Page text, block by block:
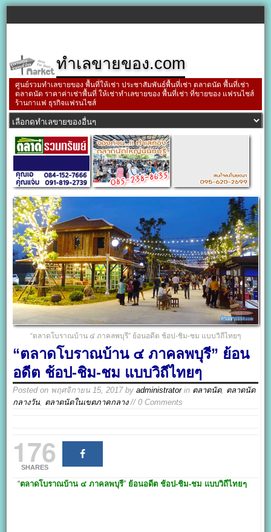
ทำเลขายของ.com
ศูนย์รวมทำเลขายของ พื้นที่ให้เช่า ประชาสัมพันธ์พื้นที่เช่า ตลาดนัด พื้นที่เช่า
ตลาดนัด ราคาค่าเช่าพื้นที่ ให้เช่าทำเลขายของ พื้นที่เช่า ที่ขายของ แฟรนไชส์
ร้านกาแฟ ธุรกิจแฟรนไชส์
“ตลาดโบราณบ้าน ๔ ภาคลพบุรี” ย้อนอดีต ช้อป-ชิม-ชม แบบวิถีไทยๆ
“ตลาดโบราณบ้าน ๔ ภาคลพบุรี” ย้อน
อดีต ช้อป-ชิม-ชม แบบวิถีไทยๆ
Posted on พฤศจิกายน 15, 2017byadministratorin ตลาดนัด, ตลาดนัด
กลางวัน, ตลาดนัดในเขตภาคกลาง// 0 Comments
176
SHARES
“ตลาดโบราณบ้าน ๔ ภาคลพบุรี” ย้อนอดีต ช้อป-ชิม-ชม แบบวิถีไทยๆ